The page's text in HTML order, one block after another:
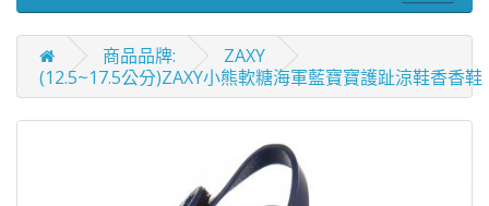
商品品牌:
ZAXY
(12.5~17.5公分)ZAXY小熊軟糖海軍藍寶寶護趾涼鞋香香鞋